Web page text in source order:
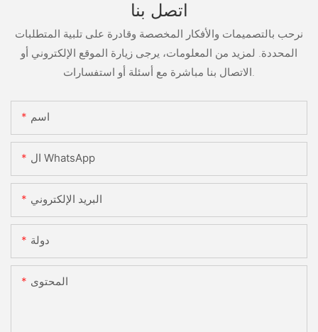
اتصل بنا
نرحب بالتصميمات والأفكار المخصصة وقادرة على تلبية المتطلبات
المحددة. لمزيد من المعلومات، يرجى زيارة الموقع الإلكتروني أو
اسم
ال WhatsApp
البريد الإلكتروني
دولة
المحتوى